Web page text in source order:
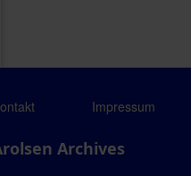
Impressum
Archives